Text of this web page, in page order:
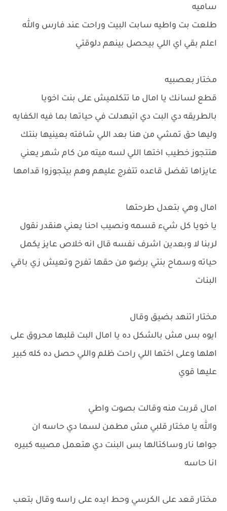
ساميه
طلعت بت واطيه سابت البيت وراحت عند فارس والله
اعلم بقي اي اللي بيحصل بينهم دلوقتي
مختار بعصبيه
قطع لسانك يا امال ما تتكلميش على بنت اخويا
بالطريقه دي البت دي اتبهدلت في حياتها بما فيه الكفايه
وليها حق تمشي من هنا بعد اللي شافته بعينيها بنتك
هتتجوز خطيب اختها اللي لسه ميته من كام شهر يعني
عايزاها تفضل قاعده تتفرج عليهم وهم بيتجوزوا قدامها
امال وهي بتعدل طرحتها
يا خويا كل شيء قسمه ونصيب احنا يعني هنقدر نقول
لربنا لا وبعدين اشرف نفسه قال انه خلاص عايز يكمل
حياته وسماح بنتي برضو من حقها تفرح وتعيش زي باقي
البنات
مختار اتنهد بضيق وقال
ايوه بس مش بالشكل ده يا امال البت قلبها محروق على
اهلها وعلى اختها اللي راحت ظلم واللي حصل ده كله كبير
عليها قوي
امال قربت منه وقالت بصوت واطي
والله يا مختار قلبي مش مطمن لسما دي حاسه ان
جواها نار وساكتالها بس البنت دي هتعمل مصيبه كبيره
انا حاسه
مختار قعد على الكرسي وحط ايده على راسه وقال بتعب